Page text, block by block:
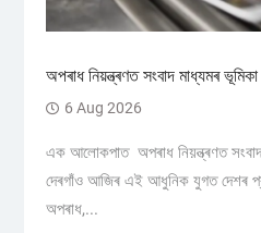
অপৰাধ নিয়ন্ত্ৰণত সংবাদ মাধ্যমৰ
6 Aug 2026
এক আলোকপাত অপৰাধ নিয়ন্ত্ৰণত
দেৰগাঁও আজিৰ এই আধুনিক যুগত দেশৰ
অপৰাধ,...